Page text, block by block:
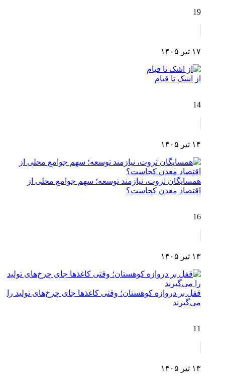
19
۱۷ تیر ۱۴۰۵
از اشک تا قیام
14
۱۴ تیر ۱۴۰۵
همسایگان ثروت، نیازمند توسعه؛ سهم جوامع محلی از
اقتصاد معدن کجاست؟
16
۱۳ تیر ۱۴۰۵
قفل بر دروازه کوهستان؛ وقتی کاغذها جای چرخ‌های تولید را
می‌گیرند
11
۱۳ تیر ۱۴۰۵